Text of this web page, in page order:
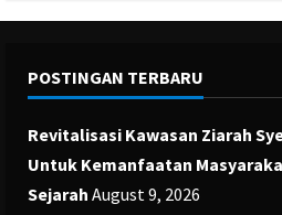
POSTINGAN TERBARU
Revitalisasi Kawasan Ziarah
Untuk Kemanfaatan
Sejarah August 9, 2026